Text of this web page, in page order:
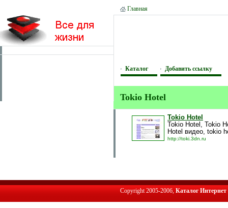
Главная
Каталог Добавить ссылку
Tokio Hotel
Tokio Hotel
Tokio Hotel, Tokio
Hotel видео, tokio
http://toki.3dn.ru
Copyright 2005-2006, Каталог Интернет